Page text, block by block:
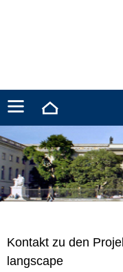
Kontakt zu den
langscape